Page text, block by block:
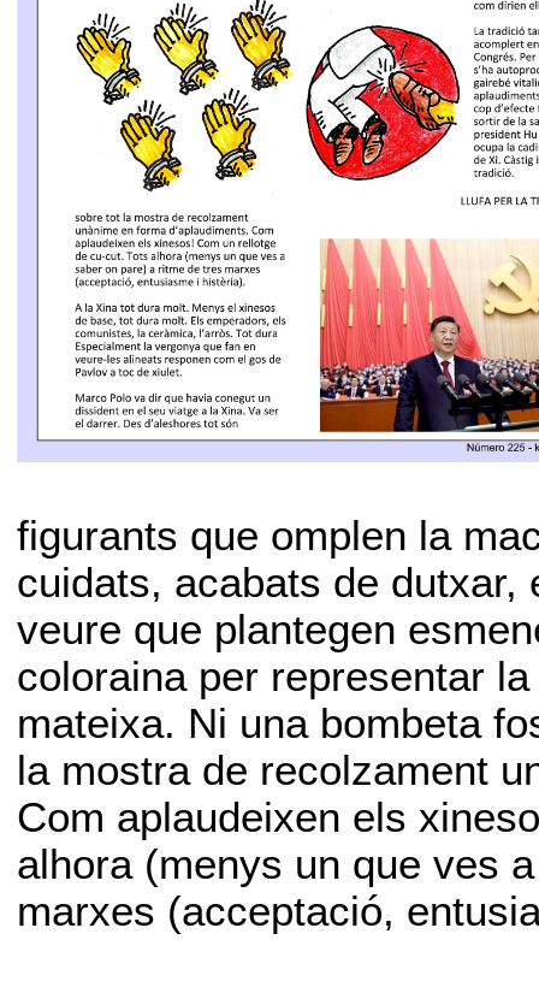
figurants que omplen la
cuidats, acabats de
veure que plantegen
coloraina per representar
mateixa. Ni una bombeta
la mostra de recolzament
Com aplaudeixen els
alhora (menys un que ves
marxes (acceptació,